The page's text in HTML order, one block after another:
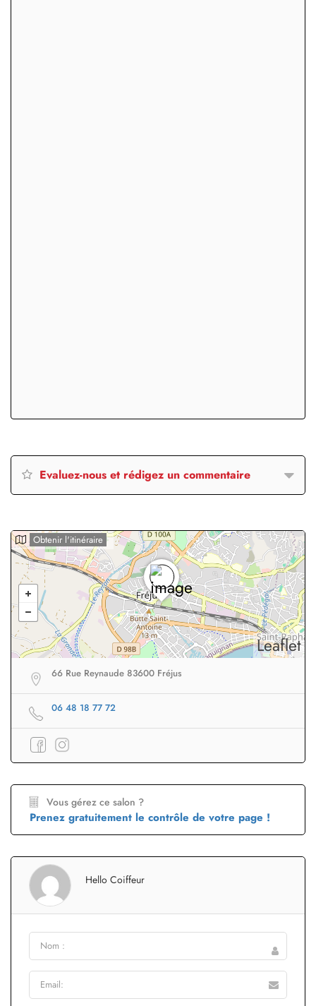
Evaluez-nous et rédigez un commentaire
Leaflet
Obtenir l'itinéraire
66 Rue Reynaude 83600 Fréjus
06 48 18 77 72
Vous gérez ce salon ?
Prenez gratuitement le contrôle de votre page !
Hello Coiffeur